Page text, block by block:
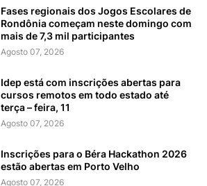
Fases regionais dos Jogos Escolares de
Rondônia começam neste domingo com
mais de 7,3 mil participantes
Agosto 07, 2026
Idep está com inscrições abertas para
cursos remotos em todo estado até
terça – feira, 11
Agosto 07, 2026
Inscrições para o Béra Hackathon 2026
estão abertas em Porto Velho
Agosto 07, 2026